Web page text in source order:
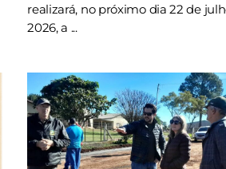
realizará, no próximo dia 22 de
2026, a ...